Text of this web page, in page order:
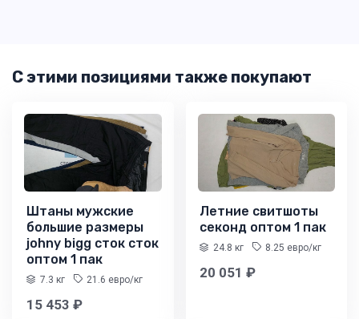
С этими позициями также покупают
Штаны мужские
большие размеры
johny bigg сток сток
оптом 1 пак
7.3 кг 21.6 евро/кг
15 453 ₽
Летние свитшоты
секонд оптом 1 пак
24.8 кг 8.25 евро/кг
20 051 ₽